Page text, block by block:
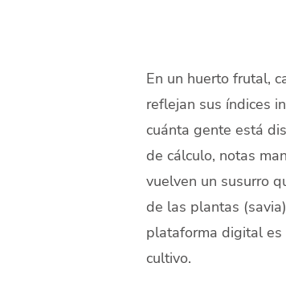
En un huerto frutal,
reflejan sus índices
cuánta gente está
de cálculo, notas
vuelven un susurro
de las plantas
plataforma digital es
cultivo.